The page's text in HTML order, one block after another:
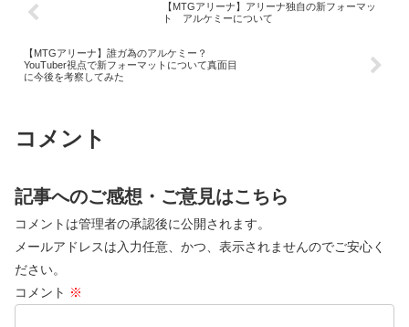
【MTGアリーナ】アリーナ独自の新フォーマッ
ト アルケミーについて
【MTGアリーナ】誰ガ為のアルケミー？
YouTuber視点で新フォーマットについて真面目
に今後を考察してみた
コメント
記事へのご感想・ご意見はこちら
コメントは管理者の承認後に公開されます。
メールアドレスは入力任意、かつ、表示されませんのでご安心く
ださい。
コメント ※